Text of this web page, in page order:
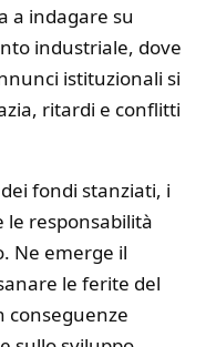
a indagare su
industriale, dove
istituzionali si
ritardi e conflitti
dei fondi stanziati, i
responsabilità
Ne emerge il
le ferite del
conseguenze